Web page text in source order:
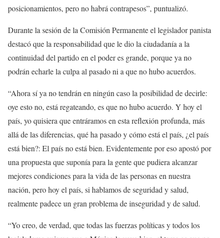
posicionamientos, pero no habrá contrapesos”, puntualizó.
Durante la sesión de la Comisión Permanente el legislador panista
destacó que la responsabilidad que le dio la ciudadanía a la
continuidad del partido en el poder es grande, porque ya no
podrán echarle la culpa al pasado ni a que no hubo acuerdos.
“Ahora sí ya no tendrán en ningún caso la posibilidad de decirle:
oye esto no, está regateando, es que no hubo acuerdo. Y hoy el
país, yo quisiera que entráramos en esta reflexión profunda, más
allá de las diferencias, qué ha pasado y cómo está el país, ¿el país
está bien?: El país no está bien. Evidentemente por eso apostó por
una propuesta que suponía para la gente que pudiera alcanzar
mejores condiciones para la vida de las personas en nuestra
nación, pero hoy el país, si hablamos de seguridad y salud,
realmente padece un gran problema de inseguridad y de salud.
“Yo creo, de verdad, que todas las fuerzas políticas y todos los